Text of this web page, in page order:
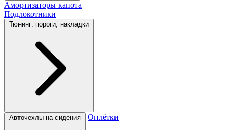
Амортизаторы капота
Подлокотники
Тюнинг: пороги, накладки
Авточехлы на сидения Оплётки